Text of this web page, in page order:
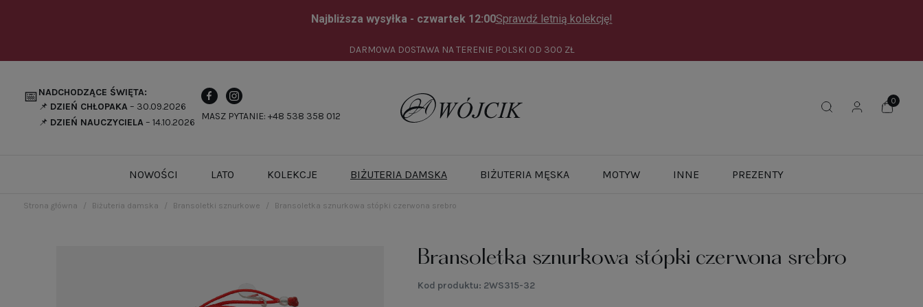
DARMOWA DOSTAWA NA TERENIE POLSKI OD 300 ZŁ
📅NADCHODZĄCE ŚWIĘTA:
📌 DZIEŃ CHŁOPAKA– 30.09.2026
📌 DZIEŃ NAUCZYCIELA– 14.10.2026
MASZ PYTANIE: +48 538 358 012
NOWOŚCI LATO KOLEKCJE BIŻUTERIA DAMSKA BIŻUTERIA MĘSKA MOTYW INNE PREZENTY
Strona główna Biżuteria damska Bransoletki sznurkowe Bransoletka sznurkowa stópki czerwona srebro
Bransoletka sznurkowa stópki czerwona srebro
Kod produktu: 2WS315-32